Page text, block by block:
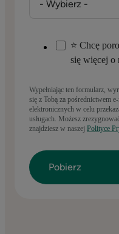
⭐ Chcę
się więcej o
Wypełniając ten formularz,
się z Tobą za pośrednictwem
elektronicznych w celu
usługach. Możesz
znajdziesz w naszej Polityce